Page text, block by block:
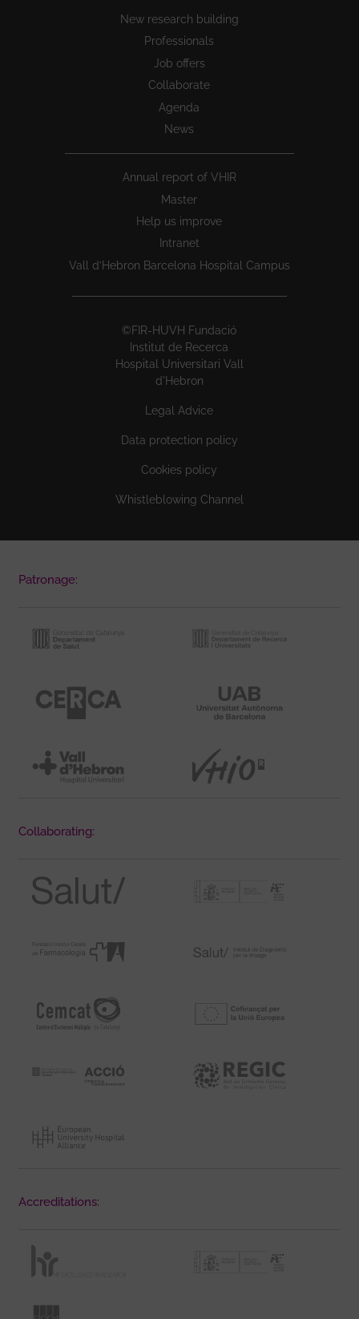
New research building
Professionals
Job offers
Collaborate
Agenda
News
Annual report of VHIR
Master
Help us improve
Intranet
Vall d’Hebron Barcelona Hospital Campus
©FIR-HUVH Fundació
Institut de Recerca
Hospital Universitari Vall
d'Hebron
Legal Advice
Data protection policy
Cookies policy
Whistleblowing Channel
Patronage:
Collaborating:
Accreditations: